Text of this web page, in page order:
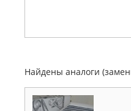
Найдены аналоги